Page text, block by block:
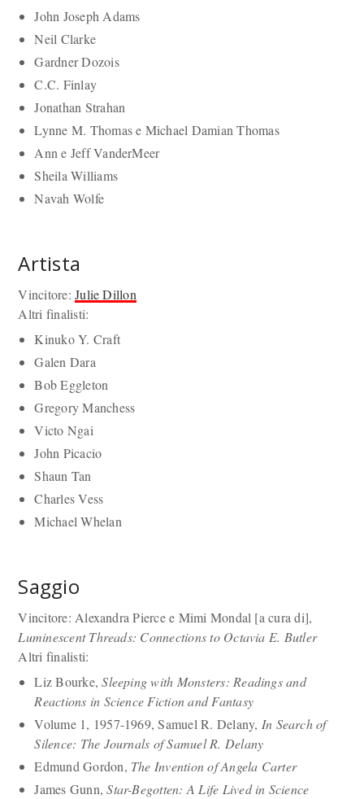
John Joseph Adams
Neil Clarke
Gardner Dozois
C.C. Finlay
Jonathan Strahan
Lynne M. Thomas e Michael Damian Thomas
Ann e Jeff VanderMeer
Sheila Williams
Navah Wolfe
Artista
Vincitore:Julie Dillon
Altri finalisti:
Kinuko Y. Craft
Galen Dara
Bob Eggleton
Gregory Manchess
Victo Ngai
John Picacio
Shaun Tan
Charles Vess
Michael Whelan
Saggio
Vincitore: Alexandra Pierce e Mimi Mondal [a cura di],
Luminescent Threads: Connections to Octavia E. Butler
Altri finalisti:
Liz Bourke,Sleeping with Monsters: Readings and
Reactions in Science Fiction and Fantasy
Volume 1, 1957-1969, Samuel R. Delany, In Search of
Silence: The Journals of Samuel R. Delany
Edmund Gordon, The Invention of Angela Carter
James Gunn,Star-Begotten: A Life Lived in Science